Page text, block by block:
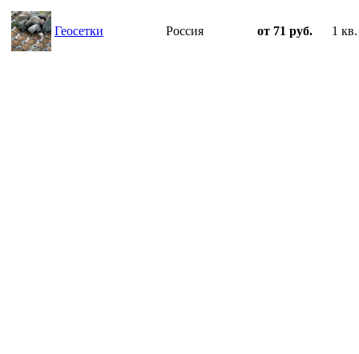
Геосетки Россия от 71 руб. 1